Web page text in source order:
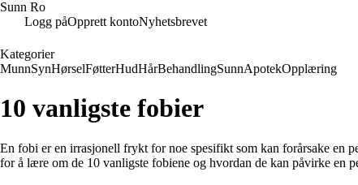
Sunn Ro
Logg påOpprett kontoNyhetsbrevet
Kategorier
MunnSynHørselFøtterHudHårBehandlingSunnApotekOpplæring
10 vanligste fobier
En fobi er en irrasjonell frykt for noe spesifikt som kan forårsake en
for å lære om de 10 vanligste fobiene og hvordan de kan påvirke en